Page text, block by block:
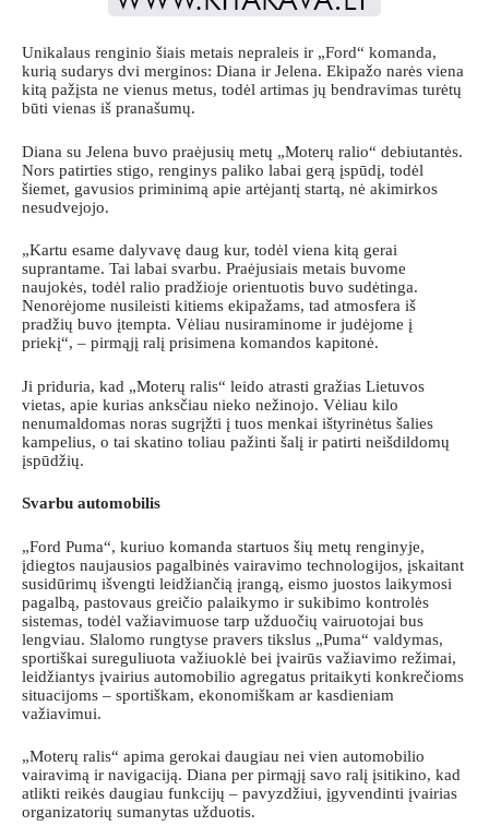
Unikalaus renginio šiais metais nepraleis ir „Ford“ komanda,
kurią sudarys dvi merginos: Diana ir Jelena. Ekipažo narės viena
kitą pažįsta ne vienus metus, todėl artimas jų bendravimas turėtų
būti vienas iš pranašumų.
Diana su Jelena buvo praėjusių metų „Moterų ralio“ debiutantės.
Nors patirties stigo, renginys paliko labai gerą įspūdį, todėl
šiemet, gavusios priminimą apie artėjantį startą, nė akimirkos
nesudvejojo.
„Kartu esame dalyvavę daug kur, todėl viena kitą gerai
suprantame. Tai labai svarbu. Praėjusiais metais buvome
naujokės, todėl ralio pradžioje orientuotis buvo sudėtinga.
Nenorėjome nusileisti kitiems ekipažams, tad atmosfera iš
pradžių buvo įtempta. Vėliau nusiraminome ir judėjome į
priekį“, – pirmąjį ralį prisimena komandos kapitonė.
Ji priduria, kad „Moterų ralis“ leido atrasti gražias Lietuvos
vietas, apie kurias anksčiau nieko nežinojo. Vėliau kilo
nenumaldomas noras sugrįžti į tuos menkai ištyrinėtus šalies
kampelius, o tai skatino toliau pažinti šalį ir patirti neišdildomų
įspūdžių.
Svarbu automobilis
„Ford Puma“, kuriuo komanda startuos šių metų renginyje,
įdiegtos naujausios pagalbinės vairavimo technologijos, įskaitant
susidūrimų išvengti leidžiančią įrangą, eismo juostos laikymosi
pagalbą, pastovaus greičio palaikymo ir sukibimo kontrolės
sistemas, todėl važiavimuose tarp užduočių vairuotojai bus
lengviau. Slalomo rungtyse pravers tikslus „Puma“ valdymas,
sportiškai sureguliuota važiuoklė bei įvairūs važiavimo režimai,
leidžiantys įvairius automobilio agregatus pritaikyti konkrečioms
situacijoms – sportiškam, ekonomiškam ar kasdieniam
važiavimui.
„Moterų ralis“ apima gerokai daugiau nei vien automobilio
vairavimą ir navigaciją. Diana per pirmąjį savo ralį įsitikino, kad
atlikti reikės daugiau funkcijų – pavyzdžiui, įgyvendinti įvairias
organizatorių sumanytas užduotis.